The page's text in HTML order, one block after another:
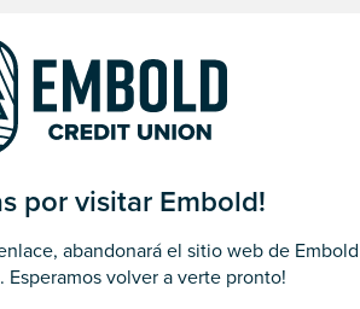
por visitar Embold!
abandonará el sitio web de Embold
Esperamos volver a verte pronto!